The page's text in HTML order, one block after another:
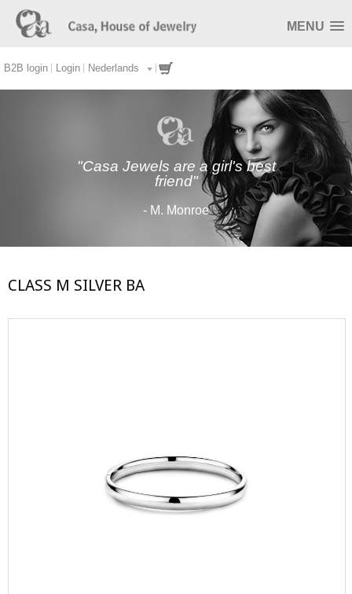
MENU
B2B login Login Nederlands
"Casa Jewels are a girl's best
friend"
- M. Monroe
CLASS M SILVER BA